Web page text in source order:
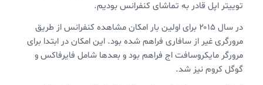
توییتر اپل قادر به تماشای کنفرانس بودیم.
در سال ۲۰۱۵ برای اولین بار امکان مشاهده کنفرانس از طریق
مرورگری غیر از سافاری فراهم شده بود. این امکان در ابتدا برای
مرورگر مایکروسافت اج فراهم بود و بعدها شامل فایرفاکس و
گوگل کروم نیز شد.